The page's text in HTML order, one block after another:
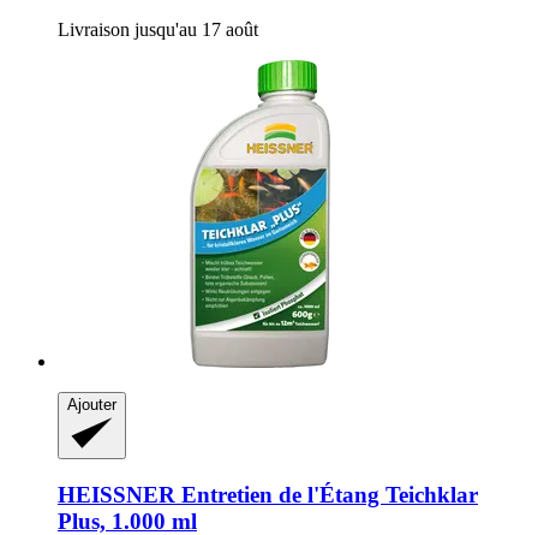
Livraison jusqu'au 17 août
Ajouter
HEISSNER Entretien de l'Étang Teichklar
Plus, 1.000 ml